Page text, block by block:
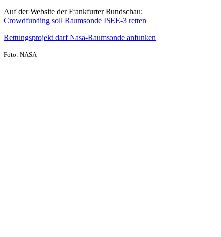
Auf der Website der Frankfurter Rundschau:
Crowdfunding soll Raumsonde ISEE-3 retten
Rettungsprojekt darf Nasa-Raumsonde anfunken
Foto: NASA